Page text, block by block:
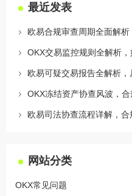
最近发表
欧易合规审查周期全面解
欧易可疑交易报告全解析
OKX冻结资产协查风波，
欧易司法协查流程详解，
网站分类
OKX常见问题